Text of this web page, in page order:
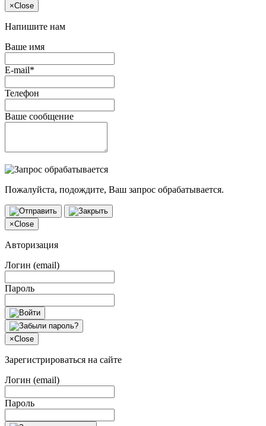
×Close
Напишите нам
Ваше имя
E-mail*
Телефон
Ваше сообщение
Пожалуйста, подождите, Ваш запрос обрабатывается.
×Close
Авторизация
Логин (email)
Пароль
×Close
Зарегистрироваться на сайте
Логин (email)
Пароль